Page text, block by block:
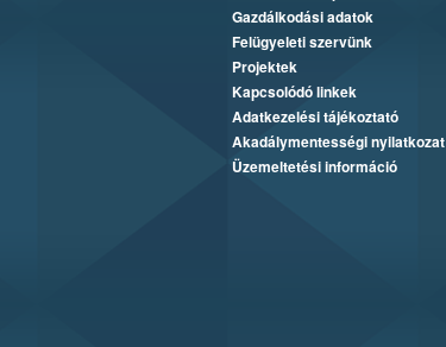
Gazdálkodási adatok
Felügyeleti szervünk
Projektek
Kapcsolódó linkek
Adatkezelési tájékoztató
Akadálymentességi nyilatkozat
Üzemeltetési információ